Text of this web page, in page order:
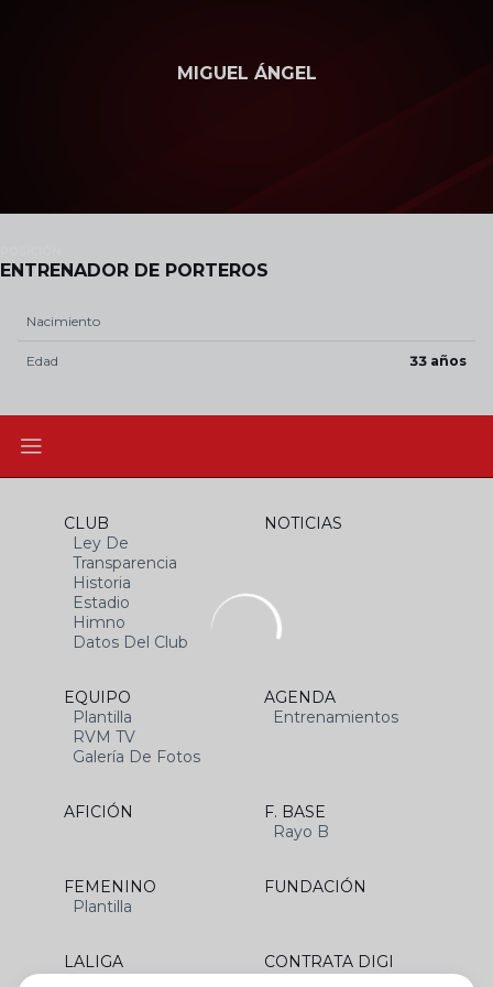
MIGUEL ÁNGEL
ENTRENADOR DE PORTEROS
Nacimiento
Edad 33 años
CLUB
Ley De
Transparencia
Historia
Estadio
Himno
Datos Del Club
NOTICIAS
EQUIPO
Plantilla
RVM TV
Galería De Fotos
AGENDA
Entrenamientos
AFICIÓN
F. BASE
Rayo B
FEMENINO
Plantilla
FUNDACIÓN
LALIGA
CONTRATA DIGI